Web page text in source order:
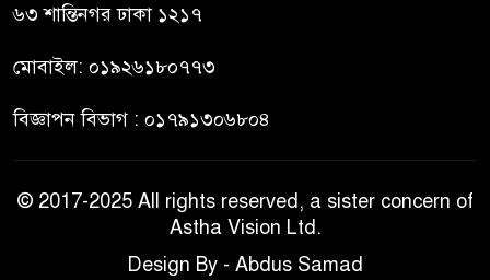
৬৩ শান্তিনগর ঢাকা ১২১৭
মোবাইল: ০১৯২৬১৮০৭৭৩
বিজ্ঞাপন বিভাগ : ০১৭৯১৩০৬৮০৪
© 2017-2025 All rights reserved, a sister concern of
Astha Vision Ltd.
Design By - Abdus Samad